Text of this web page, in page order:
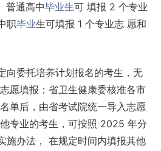
普通高中毕业生可 填报 2 个专业
职毕业生可填报 1 个专业志 愿和
向委托培养计划报名的考生，无
愿填报；省卫生健康委核准各市
单后，由省考试院统一导入志愿
专业的考生，可按照 2025 年分
施办法， 在规定时间内填报其他